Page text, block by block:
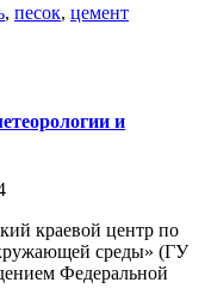
, песок, цемент
и
краевой центр по
среды» (ГУ
Федеральной